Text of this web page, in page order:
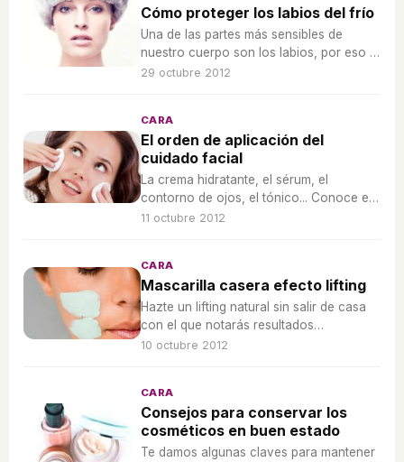
Cómo proteger los labios del frío
Una de las partes más sensibles de
nuestro cuerpo son los labios, por eso te
damos algunos consejos para cuidarlos.
29 octubre 2012
CARA
El orden de aplicación del
cuidado facial
La crema hidratante, el sérum, el
contorno de ojos, el tónico... Conoce el
orden más recomendado para aplicarte
11 octubre 2012
CARA
Mascarilla casera efecto lifting
Hazte un lifting natural sin salir de casa
con el que notarás resultados
inmediatos.
10 octubre 2012
CARA
Consejos para conservar los
cosméticos en buen estado
Te damos algunas claves para mantener